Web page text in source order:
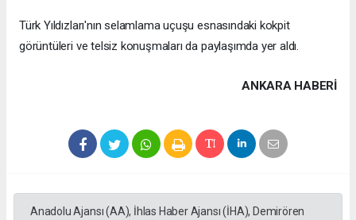
Türk Yıldızları'nın selamlama uçuşu esnasındaki kokpit
görüntüleri ve telsiz konuşmaları da paylaşımda yer aldı.
ANKARA HABERİ
Anadolu Ajansı (AA), İhlas Haber Ajansı (İHA), Demirören